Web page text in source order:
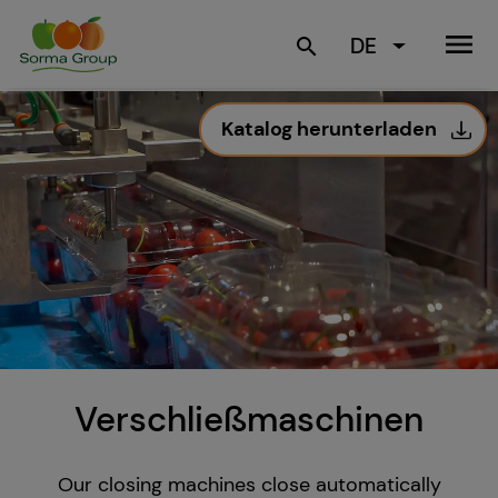
search DE menu
Verschließmaschinen
Katalog herunterladen
Our closing machines close automatically